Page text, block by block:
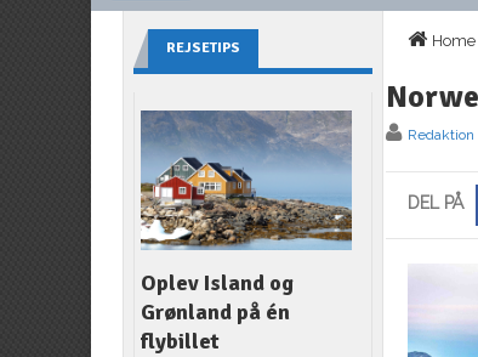
Home
Redaktion
DEL PÅ
REJSETIPS
Oplev Island og
Grønland på én
flybillet